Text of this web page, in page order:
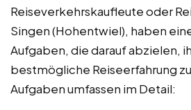
Reiseverkehrskaufleute oder
Singen (Hohentwiel), haben
Aufgaben, die darauf abzielen,
bestmögliche Reiseerfahrung
Aufgaben umfassen im Detail: